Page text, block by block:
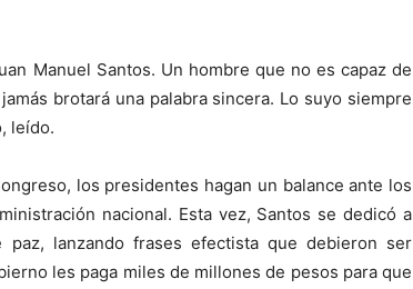
Manuel Santos. Un hombre que no es capaz de
brotará una palabra sincera. Lo suyo siempre
leído.
los presidentes hagan un balance ante los
nacional. Esta vez, Santos se dedicó a
lanzando frases efectista que debieron ser
les paga miles de millones de pesos para que